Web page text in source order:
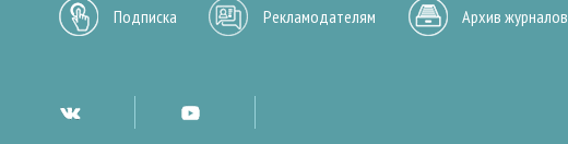
Подписка Рекламодателям Архив журналов